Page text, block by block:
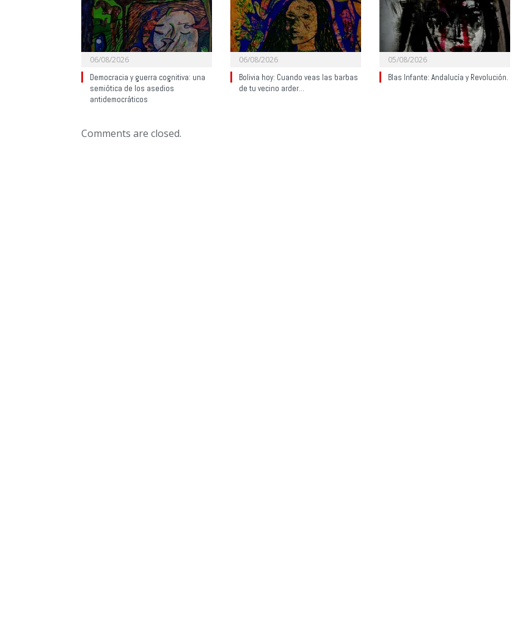
06/08/2026
Democracia y guerra cognitiva: una
semiótica de los asedios
antidemocráticos
06/08/2026
Bolivia hoy: Cuando veas las barbas
de tu vecino arder…
05/08/2026
Blas Infante: Andalucía y Revolución.
Comments are closed.